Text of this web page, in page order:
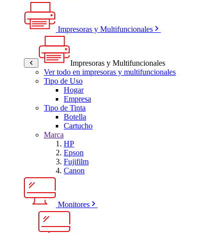
Impresoras y Multifuncionales
Impresoras y Multifuncionales
Ver todo en impresoras y multifuncionales
Tipo de Uso
Hogar
Empresa
Tipo de Tinta
Botella
Cartucho
Marca
HP
Epson
Fujifilm
Canon
Monitores